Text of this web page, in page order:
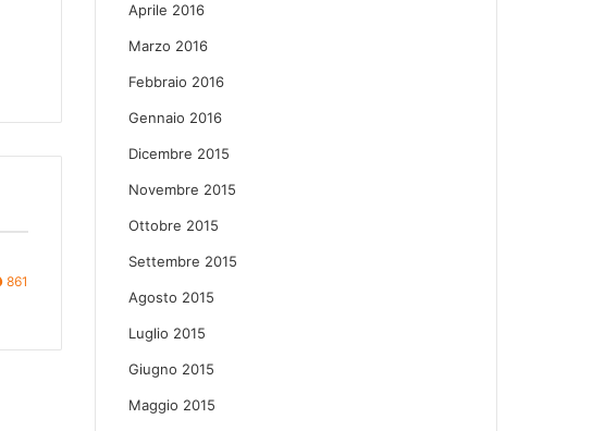
861
Aprile 2016
Marzo 2016
Febbraio 2016
Gennaio 2016
Dicembre 2015
Novembre 2015
Ottobre 2015
Settembre 2015
Agosto 2015
Luglio 2015
Giugno 2015
Maggio 2015